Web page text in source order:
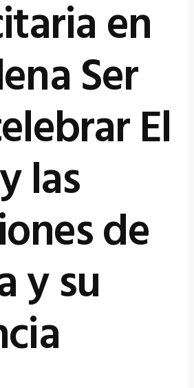
en
Ser
El
las
de
y su